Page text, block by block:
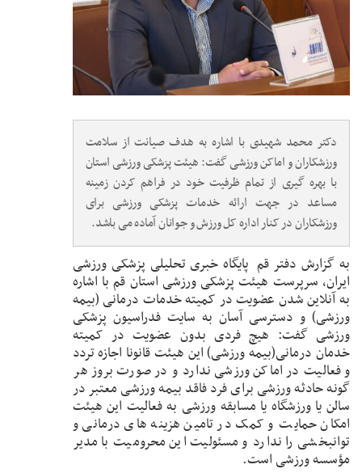
دکتر محمد شهیدی با اشاره به هدف صیانت از سلامت
ورزشکاران و اماکن ورزشی گفت: هیئت پزشکی ورزشی استان
با بهره گیری از تمام ظرفیت خود در فراهم کردن زمینه
مساعد در جهت ارائه خدمات پزشکی ورزشی برای
ورزشکاران در کنار اداره کل ورزش و جوانان آماده می باشد.
به گزارش دفتر قم پایگاه خبری تحلیلی پزشکی ورزشی
ایران، سرپرست هیئت پزشکی ورزشی استان قم با اشاره
به آنلاین شدن عضویت در کمیته خدمات درمانی (بیمه
ورزشی) و دسترسی آسان به سایت فدراسیون پزشکی
ورزشی گفت: هیچ فردی بدون عضویت در کمیته
خدمان درمانی(بیمه ورزشی) این هیئت قانونا اجازه تردد
و فعالیت در اماکن ورزشی ندارد و در صورت بروز هر
گونه حادثه ورزشی برای فرد فاقد بیمه ورزشی معتبر در
سالن یا ورزشگاه یا مسابقه ورزشی به فعالیت این هیئت
امکان حمایت و کمک در تامین هزینه های درمانی و
توانبخشی را ندارد و مسئولیت این محرومیت با مدیر
مؤسسه ورزشی است.